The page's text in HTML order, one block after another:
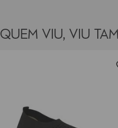
QUEM VIU, VIU